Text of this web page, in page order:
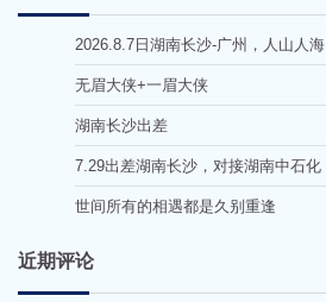
2026.8.7日湖南长沙-广州，人山人海
无眉大侠+一眉大侠
湖南长沙出差
7.29出差湖南长沙，对接湖南中石化
世间所有的相遇都是久别重逢
近期评论